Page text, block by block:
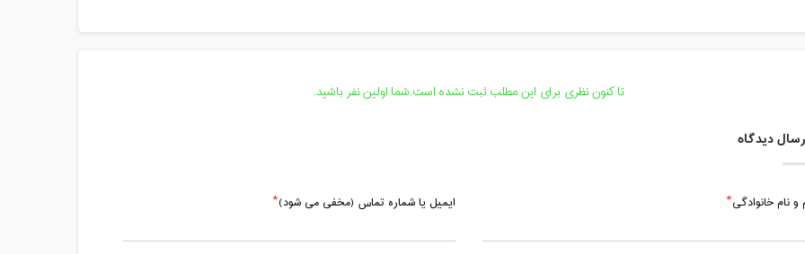
تا کنون نظری برای این مطلب ثبت نشده است.شما اولین نفر باشید.
دیدگاه
و نام خانوادگی ایمیل یا شماره تماس (مخفی می شود)